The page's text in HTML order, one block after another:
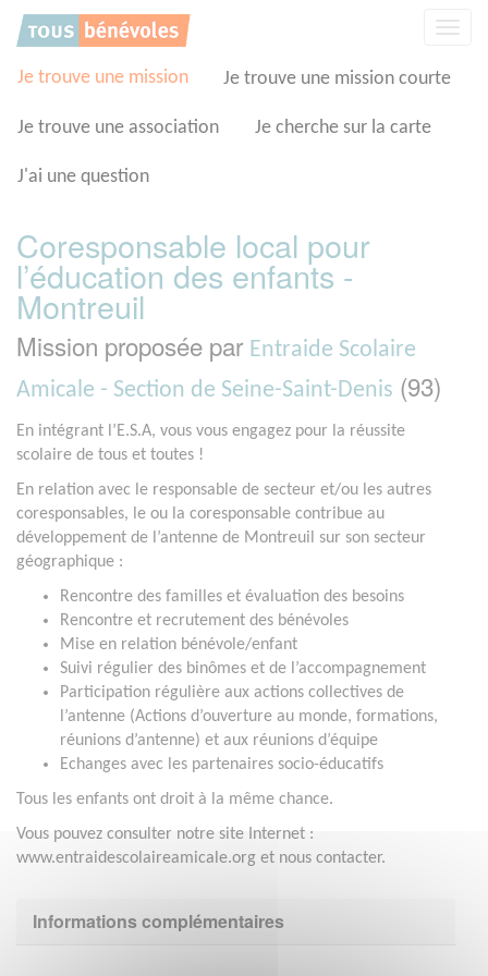
Je trouve une mission Je trouve une mission courte
Je trouve une association Je cherche sur la carte
J'ai une question
Coresponsable local pour
l’éducation des enfants -
Montreuil
Mission proposée par Entraide Scolaire
Amicale - Section de Seine-Saint-Denis (93)
En intégrant l’E.S.A, vous vous engagez pour la réussite
scolaire de tous et toutes !
En relation avec le responsable de secteur et/ou les autres
coresponsables, le ou la coresponsable contribue au
développement de l’antenne de Montreuil sur son secteur
géographique :
Rencontre des familles et évaluation des besoins
Rencontre et recrutement des bénévoles
Mise en relation bénévole/enfant
Suivi régulier des binômes et de l’accompagnement
Participation régulière aux actions collectives de
l’antenne (Actions d’ouverture au monde, formations,
réunions d’antenne) et aux réunions d’équipe
Echanges avec les partenaires socio-éducatifs
Tous les enfants ont droit à la même chance.
Vous pouvez consulter notre site Internet :
www.entraidescolaireamicale.org et nous contacter.
Informations complémentaires
Panneau de gestion des cookies